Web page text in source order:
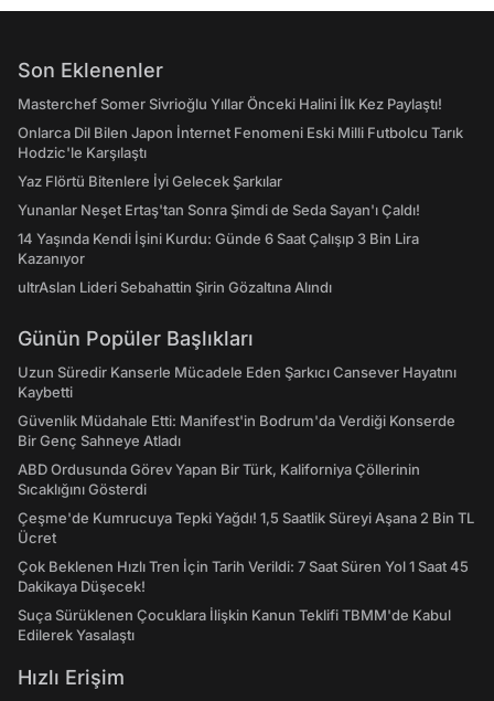
Son Eklenenler
Masterchef Somer Sivrioğlu Yıllar Önceki Halini İlk Kez Paylaştı!
Onlarca Dil Bilen Japon İnternet Fenomeni Eski Milli Futbolcu Tarık
Hodzic'le Karşılaştı
Yaz Flörtü Bitenlere İyi Gelecek Şarkılar
Yunanlar Neşet Ertaş'tan Sonra Şimdi de Seda Sayan'ı Çaldı!
14 Yaşında Kendi İşini Kurdu: Günde 6 Saat Çalışıp 3 Bin Lira
Kazanıyor
ultrAslan Lideri Sebahattin Şirin Gözaltına Alındı
Günün Popüler Başlıkları
Uzun Süredir Kanserle Mücadele Eden Şarkıcı Cansever Hayatını
Kaybetti
Güvenlik Müdahale Etti: Manifest'in Bodrum'da Verdiği Konserde
Bir Genç Sahneye Atladı
ABD Ordusunda Görev Yapan Bir Türk, Kaliforniya Çöllerinin
Sıcaklığını Gösterdi
Çeşme'de Kumrucuya Tepki Yağdı! 1,5 Saatlik Süreyi Aşana 2 Bin TL
Ücret
Çok Beklenen Hızlı Tren İçin Tarih Verildi: 7 Saat Süren Yol 1 Saat 45
Dakikaya Düşecek!
Suça Sürüklenen Çocuklara İlişkin Kanun Teklifi TBMM'de Kabul
Edilerek Yasalaştı
Hızlı Erişim